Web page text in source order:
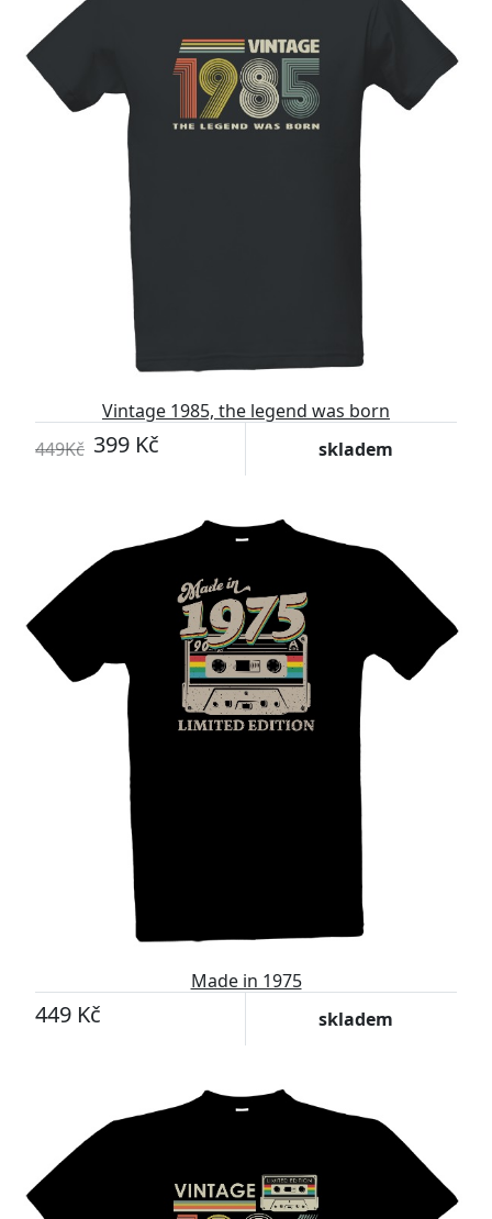
Vintage 1985, the legend was born
449Kč 399 Kč skladem
Made in 1975
449 Kč skladem